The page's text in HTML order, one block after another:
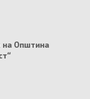
на Општина